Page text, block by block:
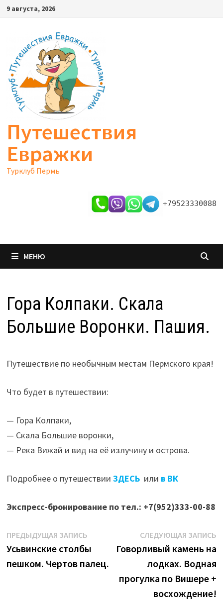
Перейти
содержимому
9 августа, 2026
Путешествия
Евражки
Турклуб Пермь
+79523330088
МЕНЮ
Гора Колпаки. Скала
Большие Воронки. Пашия.
Путешествие по необычным местам Пермского края!
Что будет в путешествии:
— Гора Колпаки,
— Скала Большие воронки,
— Река Вижай и вид на её излучину и острова.
Подробнее о путешествии ЗДЕСЬили в ВК
Экспресс-бронирование по тел.: +7(952)333-00-88
Навигация
по
записям
ПРЕДЫДУЩАЯ ЗАПИСЬПредыдущая
запись:
Усьвинские столбы
пешком. Чертов палец.
СЛЕДУЮЩАЯ ЗАПИСЬ
Говорливый камень на
лодках. Водная
прогулка по Вишере +
восхождение!